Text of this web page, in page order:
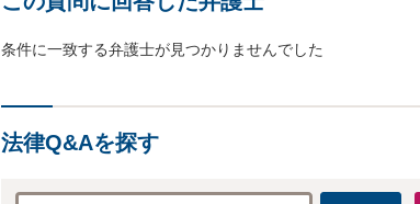
条件に一致する弁護士が見つかりませんでした
法律Q&Aを探す